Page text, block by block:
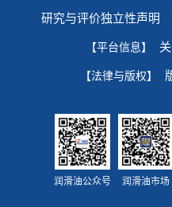
研究与评价独立性声明
【平台信息】
【法律与版权】
润滑油公众号 润滑油市场